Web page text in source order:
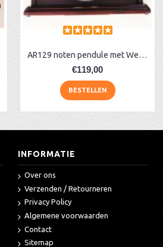
AR129 noten pendule met Westminster
€119,00
BESTELLEN
INFORMATIE
Over ons
Verzenden / Retourneren
Privacy Policy
Algemene voorwaarden
Contact
Sitemap